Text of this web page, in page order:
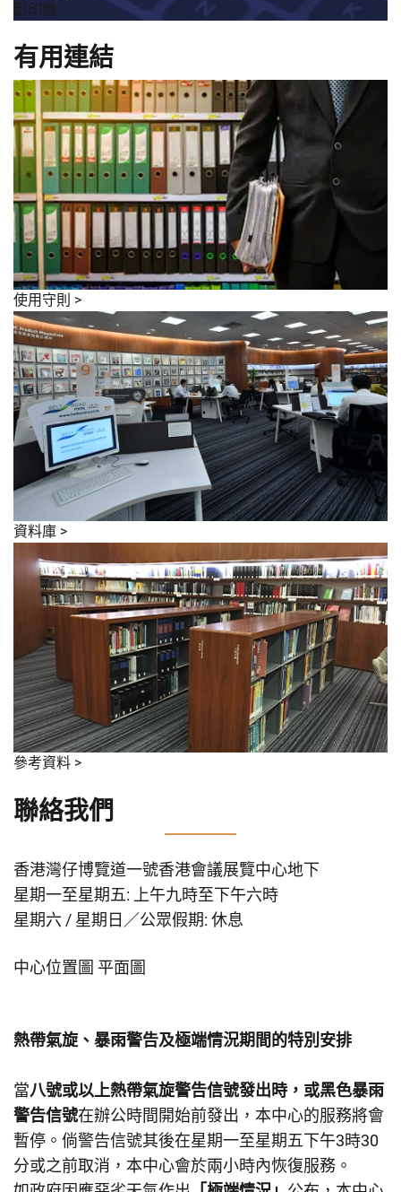
影印機
有用連結
使用守則 >
資料庫 >
參考資料 >
聯絡我們
香港灣仔博覽道一號香港會議展覽中心地下
星期一至星期五: 上午九時至下午六時
星期六 / 星期日／公眾假期: 休息
中心位置圖 平面圖
熱帶氣旋、暴雨警告及極端情況期間的特別安排
當八號或以上熱帶氣旋警告信號發出時，或黑色暴雨
警告信號在辦公時間開始前發出，本中心的服務將會
暫停。倘警告信號其後在星期一至星期五下午3時30
分或之前取消，本中心會於兩小時內恢復服務。